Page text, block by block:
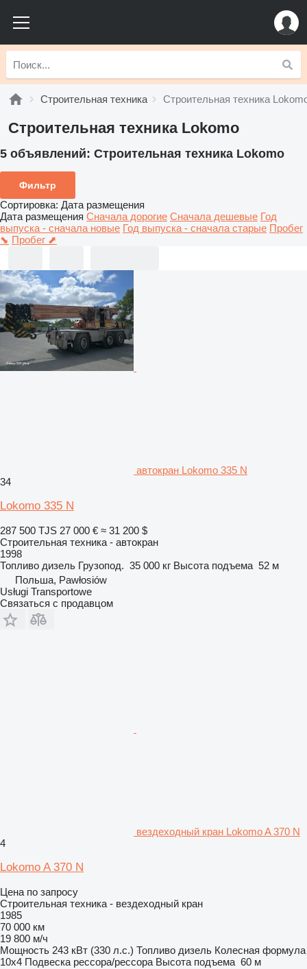
Строительная техника Строительная техника
Строительная техника Lokomo
5 объявлений: Строительная техника Lokomo
Фильтр
Сортировка: Дата размещения
Дата размещения Сначала дорогие Сначала дешевые Год
выпуска - сначала новые Год выпуска - сначала старые Пробег
⬊ Пробег ⬈
автокран Lokomo 335 N
34
Lokomo 335 N
287 500 TJS 27 000 € ≈ 31 200 $
Строительная техника - автокран
1998
Топливо дизель Грузопод. 35 000 кг Высота подъема 52 м
Польша, Pawłosiów
Usługi Transportowe
Связаться с продавцом
вездеходный кран Lokomo A 370 N
4
Lokomo A 370 N
Цена по запросу
Строительная техника - вездеходный кран
1985
70 000 км
19 800 м/ч
Мощность 243 кВт (330 л.с.) Топливо дизель Колесная формула
10x4 Подвеска рессора/рессора Высота подъема 60 м